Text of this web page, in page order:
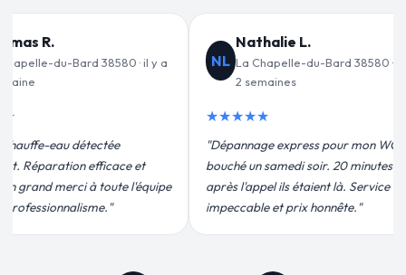
L.
du-Bard 38580 · il y a
pour mon WC
soir. 20 minutes
étaient là. Service
prix honnête."
JF
Jean-François C.
La Chapelle-du-Bard 38580 · il y a
3 semaines
★★★★★
"Remplacement de mon chauffe-eau en
moins de 2h. Équipe très pro, devis
conforme, chantier propre. Je
recommande vivement."